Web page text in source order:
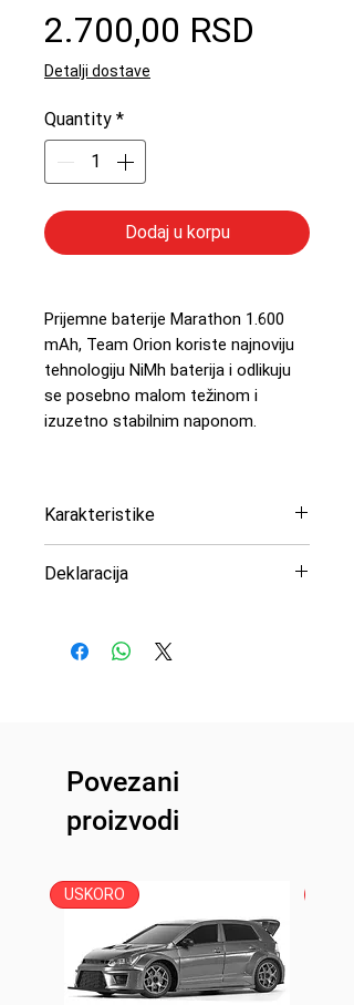
2.700,00 RSD
Detalji dostave
Quantity *
Dodaj u korpu
Prijemne baterije Marathon 1.600
mAh, Team Orion koriste najnoviju
tehnologiju NiMh baterija i odlikuju
se posebno malom težinom i
izuzetno stabilnim naponom.
Karakteristike
Kapacitet: 1.600 mAh
Težina: 115 g
Deklaracija
d.o.o
Povezani
proizvodi
USKORO